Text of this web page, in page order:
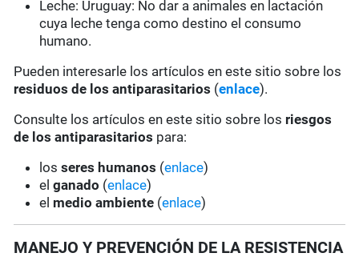
Leche: Uruguay: No dar a animales en lactación
cuya leche tenga como destino el consumo
humano.
Pueden interesarle los artículos en este sitio sobre los
residuos de los antiparasitarios (enlace).
Consulte los artículos en este sitio sobre los riesgos
de los antiparasitarios para:
losseres humanos (enlace)
elganado (enlace)
el medio ambiente (enlace)
MANEJO Y PREVENCIÓN DE LA RESISTENCIA